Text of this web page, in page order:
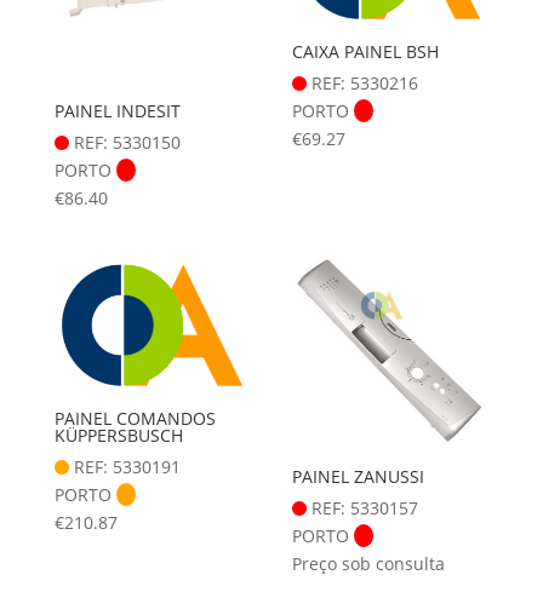
PAINEL INDESIT
REF: 5330150
PORTO
€86.40
CAIXA PAINEL BSH
REF: 5330216
PORTO
€69.27
PAINEL COMANDOS
KÜPPERSBUSCH
REF: 5330191
PORTO
€210.87
PAINEL ZANUSSI
REF: 5330157
PORTO
Preço sob consulta